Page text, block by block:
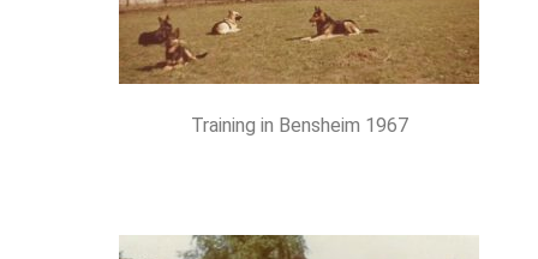
Training in Bensheim 1967